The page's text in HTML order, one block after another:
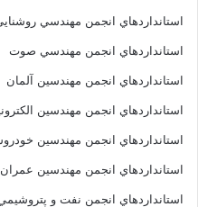
استانداردهاي انجمن مهندسي
استانداردهاي انجمن مهندسي صوت
استانداردهاي انجمن مهندسين آلمان
استانداردهاي انجمن مهندسين
استانداردهاي انجمن مهندسين
استانداردهاي انجمن مهندسين عمران
استانداردهاي انجمن نفت و